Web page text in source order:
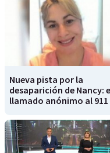
Nueva pista por la
desaparición de Nancy:
llamado anónimo al 911